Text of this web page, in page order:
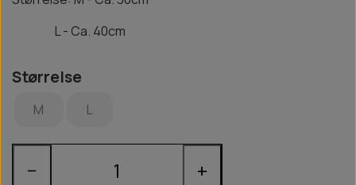
L - Ca. 40cm
Størrelse
M L
− +